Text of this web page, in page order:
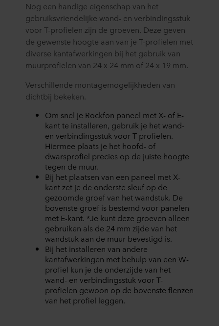
Nog een handige eigenschap van het
gebruiksvriendelijke wand- en verbindingsstuk
voor T-profielen zijn de groeven. Deze geven
de gewenste hoogte aan van je T-profielen met
diverse kantafwerkingen bij het gebruik van
muurprofielen van 24 x 24 mm of 24 x 19 mm.
Verschillende montagemogelijkheden van
dichtbij bekeken.
Om snel je Rockfon paneel met X- of E-
kant te installeren, gebruik je het wand-
en verbindingsstuk voor T-profielen.
Hiermee plaats je het hoofd- of
dwarsprofiel precies op de juiste hoogte
tegen de muur.
Bij het plaatsen van een paneel met X-
kant zet je de onderste sleuf op de
gezoomde groef van het wandstuk. De
bovenste groef is bestemd voor panelen
met E-kant. *Je kunt deze groeven alleen
gebruiken als de 24 mm zijde van het
wandstuk aan de muur bevestigd is.
Bij het installeren van andere
kantafwerkingen met behulp van een W-
profiel kun je de onderzijde van het
wand- en verbindingsstuk voor T-
profielen gewoon op de bovenste flenzen
van het profiel leggen.